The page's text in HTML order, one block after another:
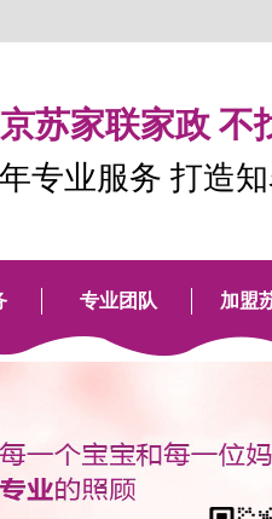
苏家联家政 不
专业服务 打造
专业团队 加盟